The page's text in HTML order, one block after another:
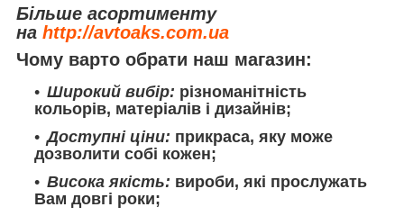
Більше асортименту
на http://avtoaks.com.ua
Чому варто обрати наш магазин:
Широкий вибір: різноманітність
кольорів, матеріалів і дизайнів;
Доступні ціни: прикраса, яку може
дозволити собі кожен;
Висока якість: вироби, які прослужать
Вам довгі роки;